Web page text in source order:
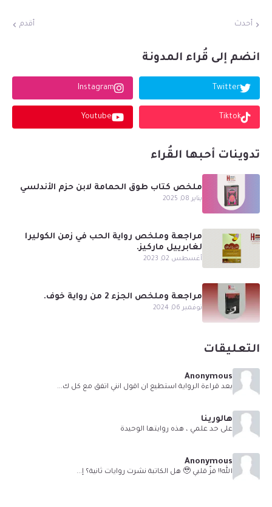
أحدث أقدم
انضم إلى قُراء المدونة
Twitter
Instagram
Tiktok
Youtube
تدوينات أحبها القُراء
ملخص كتاب طوق الحمامة لابن حزم الأندلسي
يناير 08, 2025
مراجعة وملخص رواية الحب في زمن الكوليرا
لغابرييل ماركيز.
أغسطس 02, 2023
مراجعة وملخص الجزء 2 من رواية خوف.
نوفمبر 06, 2024
التعليقات
Anonymous
بعد قراءة الرواية استطيع ان اقول انني اتفق مع كل ك...
هالورينا
على حد علمي ، هذه روايتها الوحيدة
Anonymous
الله!! فزّ قلبي 🥹 هل الكاتبة نشرت روايات ثانية؟ إ...